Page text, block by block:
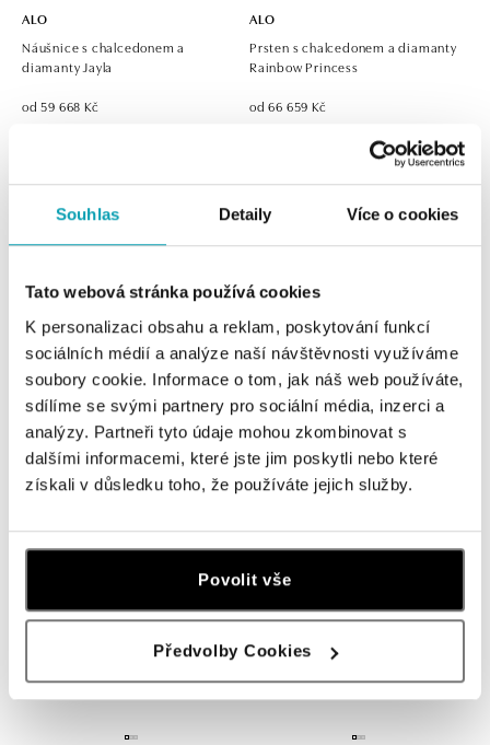
Souhlas Detaily Více o cookies
Tato webová stránka používá cookies
K personalizaci obsahu a reklam, poskytování funkcí
sociálních médií a analýze naší návštěvnosti využíváme
soubory cookie. Informace o tom, jak náš web používáte,
sdílíme se svými partnery pro sociální média, inzerci a
analýzy. Partneři tyto údaje mohou zkombinovat s
dalšími informacemi, které jste jim poskytli nebo které
získali v důsledku toho, že používáte jejich služby.
Povolit vše
Předvolby Cookies
ALO
Náušnice s chalcedonem a
diamanty Jayla
od 59 668 Kč
ALO
Prsten s chalcedonem a diamanty
Rainbow Princess
od 66 659 Kč
ALO
Prsten s chalcedonem a diamanty
Drop Blossom
od 69 716 Kč
Náhrdelník s chalcedonem a
diamanty Royal Drop
od 76 019 Kč